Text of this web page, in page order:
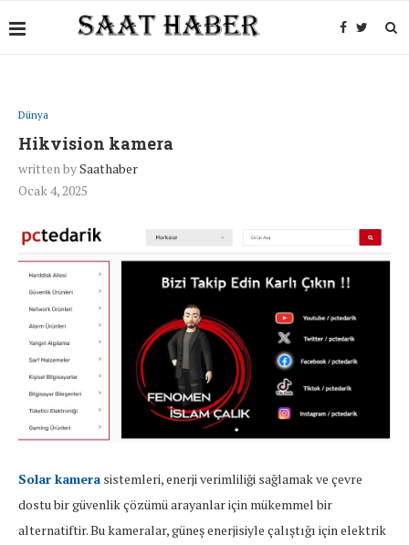
Dünya
Hikvision kamera
written bySaathaber
Ocak 4, 2025
Solar kamera sistemleri, enerji verimliliği sağlamak ve çevre
dostu bir güvenlik çözümü arayanlar için mükemmel bir
alternatiftir. Bu kameralar, güneş enerjisiyle çalıştığı için elektrik